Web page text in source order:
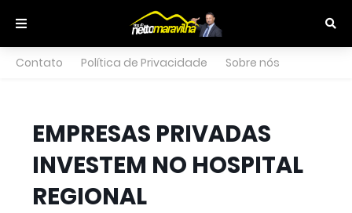
Contato Política de Privacidade Sobre nós
EMPRESAS PRIVADAS
INVESTEM NO HOSPITAL
REGIONAL